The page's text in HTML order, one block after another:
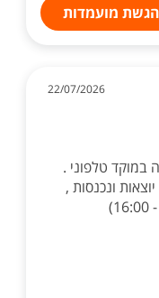
הגשת מועמדות
22/07/2026
במוקד טלפוני .
ונכנסות ,